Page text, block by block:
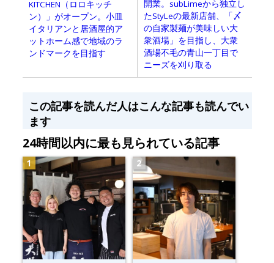
KITCHEN（ロロキッチ
ン）」がオープン。小皿
イタリアンと居酒屋的ア
ットホーム感で地域のラ
ンドマークを目指す
開業。subLimeから独立し
たStyLeの最新店舗、「〆
の自家製麺が美味しい大
衆酒場」を目指し、大衆
酒場不毛の青山一丁目で
ニーズを刈り取る
この記事を読んだ人はこんな記事も読んでい
ます
24時間以内に最も見られている記事